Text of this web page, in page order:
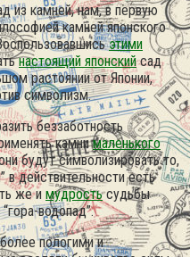
из камней, нам, в первую
камней японского
этими
настоящий японскийсад
растоянии от Японии,
символизм.
беззаботность
камнималенького
будут символизировать то,
в действительности есть
же и мудростьсудьбы
водопад”.
пологими и